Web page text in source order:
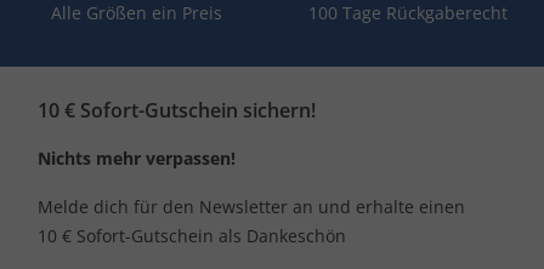
Alle Größen ein Preis 100 Tage Rückgaberecht
10 € Sofort-Gutschein sichern!
Nichts mehr verpassen!
Melde dich für den Newsletter an und erhalte einen
10 € Sofort-Gutschein als Dankeschön